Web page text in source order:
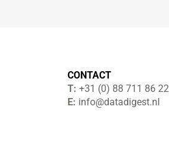
CONTACT
T:+31 (0) 88 711 86 22
E: info@datadigest.nl